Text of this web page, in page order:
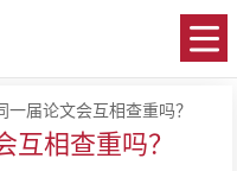
一届论文会互相查重吗？
相查重吗？